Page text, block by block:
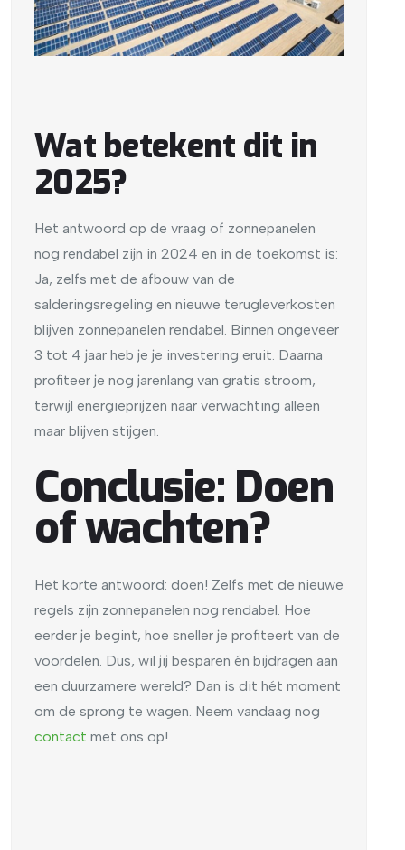
Wat betekent dit in
2025?
Het antwoord op de vraag of zonnepanelen
nog rendabel zijn in 2024 en in de toekomst is:
Ja, zelfs met de afbouw van de
salderingsregeling en nieuwe terugleverkosten
blijven zonnepanelen rendabel. Binnen ongeveer
3 tot 4 jaar heb je je investering eruit. Daarna
profiteer je nog jarenlang van gratis stroom,
terwijl energieprijzen naar verwachting alleen
maar blijven stijgen.
Conclusie: Doen
of wachten?
Het korte antwoord: doen! Zelfs met de nieuwe
regels zijn zonnepanelen nog rendabel. Hoe
eerder je begint, hoe sneller je profiteert van de
voordelen. Dus, wil jij besparen én bijdragen aan
een duurzamere wereld? Dan is dit hét moment
om de sprong te wagen. Neem vandaag nog
contact met ons op!